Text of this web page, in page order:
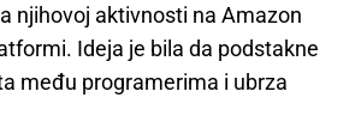
njihovoj aktivnosti na Amazon
Ideja je bila da podstakne
među programerima i ubrza